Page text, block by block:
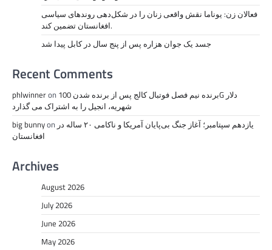
فعالان زن: یوناما نقش واقعی زنان را در شکل‌دهی روندهای سیاسی
افغانستان تضمین کند.
جسد یک جوان هزاره پس از پنج سال در کابل پیدا شد
Recent Comments
phlwinneron برنده نیم فصل فوتبال کالج پس از برنده شدن 100G دلار
شهریه، انجیل را به اشتراک می گذارد
big bunnyon یازدهم سپتامبر؛ آغاز جنگ بی‌پایان آمریکا و ناکامی ۲۰ ساله در
افغانستان
Archives
August 2026
July 2026
June 2026
May 2026